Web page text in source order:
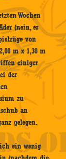
Wochen
(nein, es
von
m x 1,30 m
einiger
der
zu
an
gelegen.
ein wenig